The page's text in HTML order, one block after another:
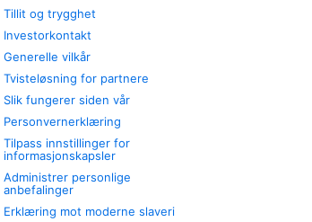
Tillit og trygghet
Investorkontakt
Generelle vilkår
Tvisteløsning for partnere
Slik fungerer siden vår
Personvernerklæring
Tilpass innstillinger for
informasjonskapsler
Administrer personlige
anbefalinger
Erklæring mot moderne slaveri